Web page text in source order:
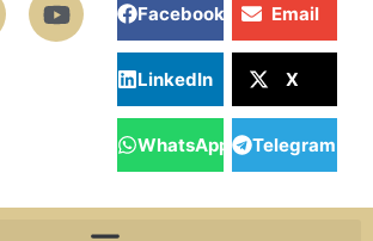
Facebook Email
LinkedIn X
WhatsApp Telegram